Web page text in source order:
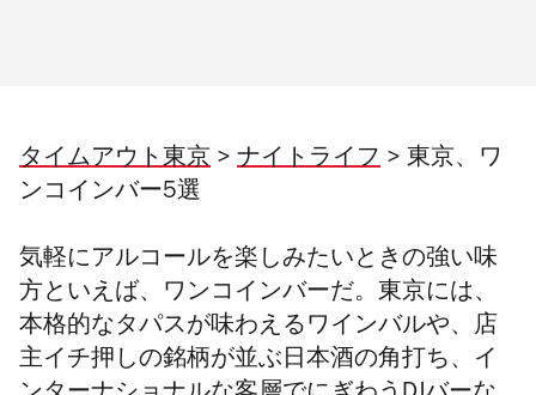
タイムアウト東京 > ナイトライフ > 東京、ワ
ンコインバー5選
気軽にアルコールを楽しみたいときの強い味
方といえば、ワンコインバーだ。 東京には、
本格的なタパスが味わえるワインバルや、店
主イチ押しの銘柄が並ぶ日本酒の角打ち、イ